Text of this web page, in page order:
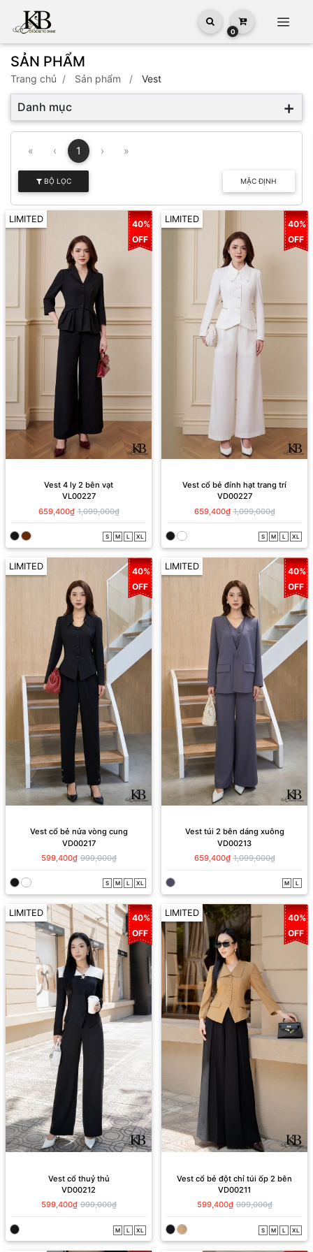
0
SẢN PHẨM
trang chủ sản phẩm Vest
Danh mục
« ‹ 1 › »
BỘ LỌC MẶC ĐỊNH
LIMITED
40%
OFF
Vest 4 ly 2 bên vạt
VL00227
659,400₫ 1,099,000₫
S M L XL
LIMITED
40%
OFF
Vest cổ bẻ đính hạt trang trí
VD00227
659,400₫ 1,099,000₫
S M L XL
LIMITED
40%
OFF
Vest cổ bẻ nửa vòng cung
VD00217
599,400₫ 999,000₫
S M L XL
LIMITED
40%
OFF
Vest túi 2 bên dáng xuông
VD00213
659,400₫ 1,099,000₫
M L
LIMITED
40%
OFF
Vest cổ thuỷ thủ
VD00212
599,400₫ 999,000₫
M L XL
LIMITED
40%
OFF
Vest cổ bẻ đột chỉ túi ốp 2 bên
VD00211
599,400₫ 999,000₫
S M L XL